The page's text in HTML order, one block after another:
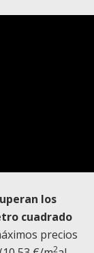
los
cuadrado
precios
2